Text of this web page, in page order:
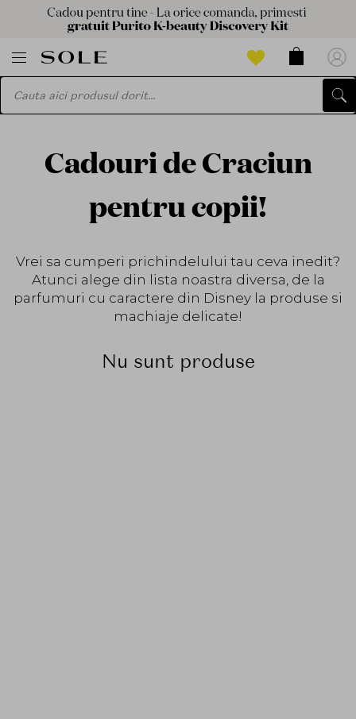
Cadouri de Craciun
pentru copii!
Vrei sa cumperi prichindelului tau ceva inedit?
Atunci alege din lista noastra diversa, de la
parfumuri cu caractere din Disney la produse si
machiaje delicate!
Nu sunt produse